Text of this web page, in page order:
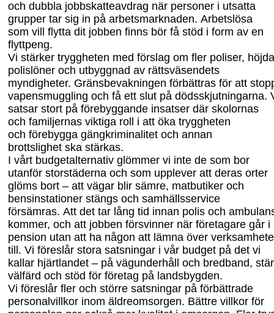
och dubbla jobbskatteavdrag när personer i utsatta
grupper tar sig in på arbetsmarknaden. Arbetslösa
som vill
flytta dit jobben finns bör få stöd i form av en
flyttpeng.
Vi stärker tryggheten med förslag om fler poliser, höjda
polislöner och utbyggnad av rättsväsendets
myndigheter. Gränsbevakningen förbättras för att
vapensmuggling och få ett slut på dödsskjutningarna.
satsar stort på förebyggande insatser där skolornas
och familjernas viktiga roll i att öka tryggheten
och förebygga gängkriminalitet och annan
brottslighet ska stärkas.
I vårt budgetalternativ glömmer vi inte de som bor
utanför storstäderna och som upplever att deras orter
glöms bort – att vägar blir sämre, matbutiker och
bensinstationer stängs och samhällsservice
försämras. Att det tar lång tid innan polis och
kommer, och att jobben försvinner när företagare går i
pension utan att ha någon att lämna över
till. Vi föreslår stora satsningar i vår budget på det vi
kallar hjärtlandet – på vägunderhåll och bredband,
välfärd och stöd för företag på landsbygden.
Vi föreslår fler och större satsningar på förbättrade
personalvillkor inom äldreomsorgen. Bättre villkor för